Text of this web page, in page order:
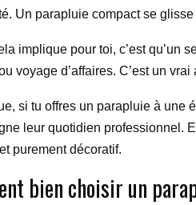
Un parapluie compact se
implique pour toi, c’est qu’un
voyage d’affaires. C’est un
si tu offres un parapluie à une
leur quotidien professionnel.
purement décoratif.
bien choisir un